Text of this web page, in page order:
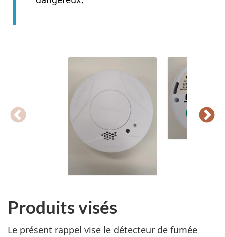
Produits visés
Le présent rappel vise le détecteur de fumée